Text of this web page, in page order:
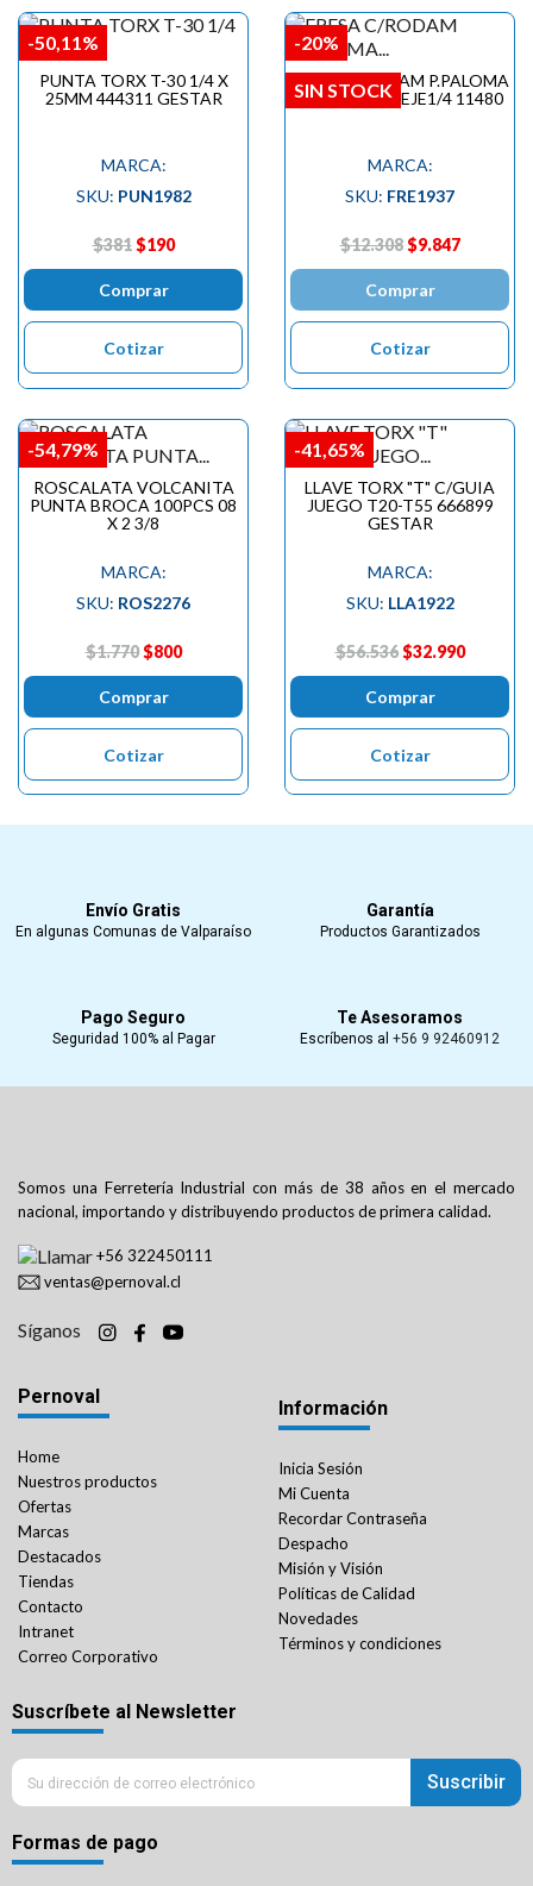
PUNTA TORX T-30 1/4 X
25MM 444311 GESTAR
MARCA:
SKU: PUN1982
$381 $190
Comprar
Cotizar
-50,11%
FRESA C/RODAM P.PALOMA
1.3/8 X 11/16 EJE1/4 11480
MARCA:
SKU: FRE1937
$12.308 $9.847
Comprar
Cotizar
-20%
SIN STOCK
ROSCALATA VOLCANITA
PUNTA BROCA 100PCS 08
X 2 3/8
MARCA:
SKU: ROS2276
$1.770 $800
Comprar
Cotizar
-54,79%
LLAVE TORX "T" C/GUIA
JUEGO T20-T55 666899
GESTAR
MARCA:
SKU: LLA1922
$56.536 $32.990
Comprar
Cotizar
-41,65%
Envío Gratis
En algunas Comunas de Valparaíso
Garantía
Productos Garantizados
Pago Seguro
Seguridad 100% al Pagar
Te Asesoramos
Escríbenos al +56 9 92460912
Somos una Ferretería Industrial con más de 38 años en el mercado
nacional, importando y distribuyendo productos de primera calidad.
+56 322450111
ventas@pernoval.cl
Síganos
Pernoval
Home
Nuestros productos
Ofertas
Marcas
Destacados
Tiendas
Contacto
Intranet
Correo Corporativo
Información
Inicia Sesión
Mi Cuenta
Recordar Contraseña
Despacho
Misión y Visión
Políticas de Calidad
Novedades
Términos y condiciones
Suscríbete al Newsletter
Suscribir
Formas de pago